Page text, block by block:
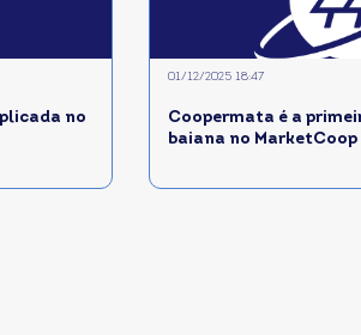
no
Coopermata é a
baiana no MarketCoop
01/12/2025 18:47